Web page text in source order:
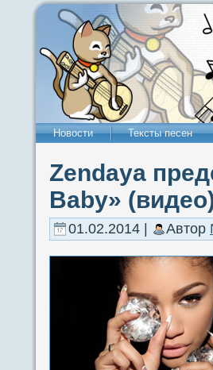
Новости Тексты песен
Zendaya
Baby»
01.02.2014 | Автор